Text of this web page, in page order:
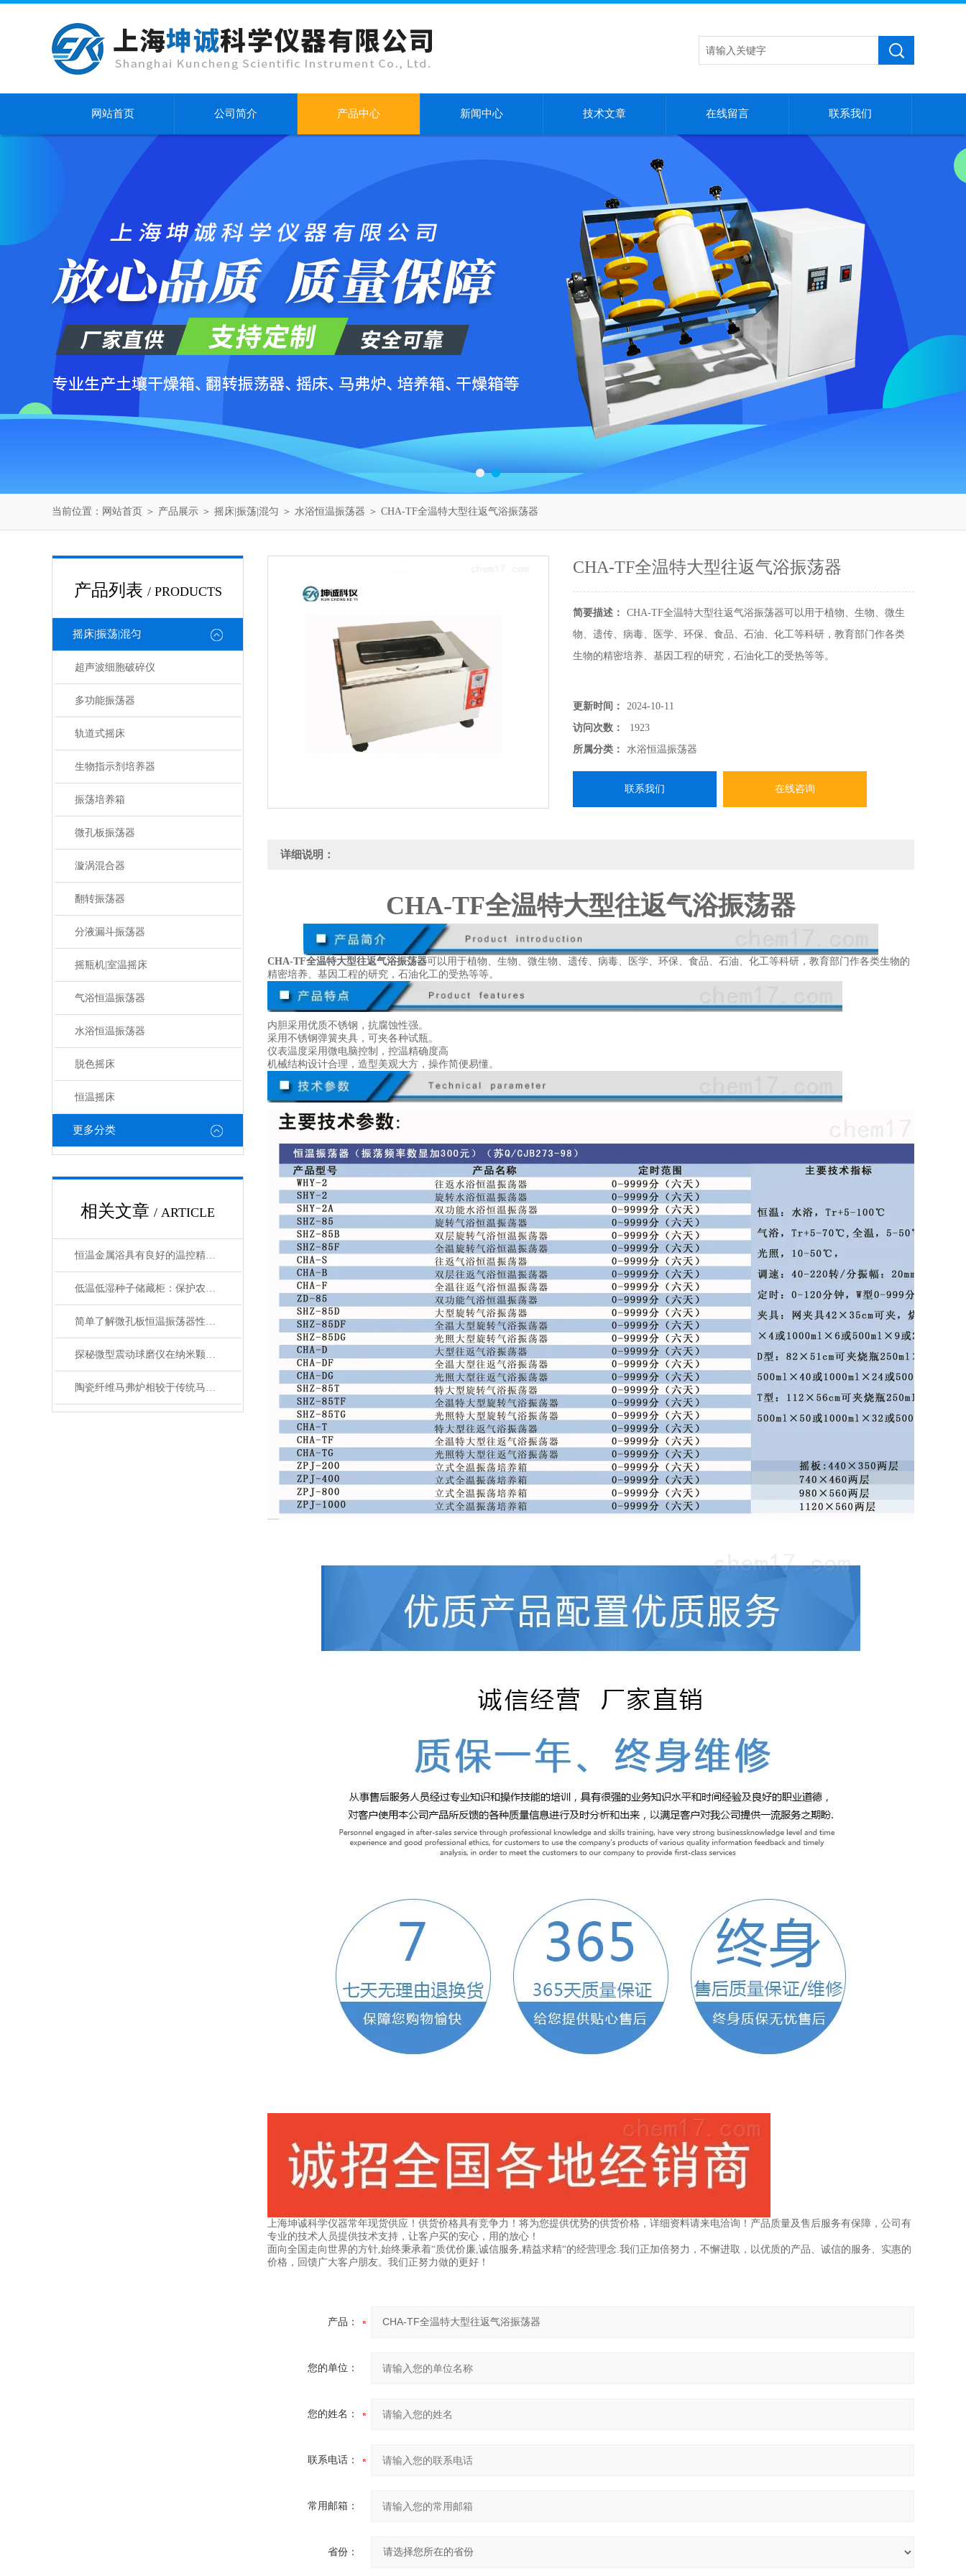
网站首页 公司简介 产品中心 新闻中心 技术文章 在线留言 联系我们
当前位置： 网站首页 ＞ 产品展示 ＞ 摇床|振荡|混匀 ＞ 水浴恒温振荡器 ＞ CHA-TF全温特大型往返气浴振荡器
产品列表 / PRODUCTS
摇床|振荡|混匀
超声波细胞破碎仪
多功能振荡器
轨道式摇床
生物指示剂培养器
振荡培养箱
微孔板振荡器
漩涡混合器
翻转振荡器
分液漏斗振荡器
摇瓶机|室温摇床
气浴恒温振荡器
水浴恒温振荡器
脱色摇床
恒温摇床
更多分类
相关文章 / ARTICLE
恒温金属浴具有良好的温控精度和均匀性
低温低湿种子储藏柜：保护农业未来的关键设备
简单了解微孔板恒温振荡器性能优势
探秘微型震动球磨仪在纳米颗粒制备中的关键作用
陶瓷纤维马弗炉相较于传统马弗炉有哪些提升？
CHA-TF全温特大型往返气浴振荡器
简要描述：
CHA-TF全温特大型往返气浴振荡器可以用于植物、生物、微生
物、遗传、病毒、医学、环保、食品、石油、化工等科研，教育部门作各类
生物的精密培养、基因工程的研究，石油化工的受热等等。
更新时间：
2024-10-11
访问次数：
1923
所属分类：
水浴恒温振荡器
联系我们 在线咨询
详细说明：
CHA-TF全温特大型往返气浴振荡器
CHA-TF全温特大型往返气浴振荡器可以用于植物、生物、微生物、遗传、病毒、医学、环保、食品、石油、化工等科研，教育部门作各类生物的
精密培养、基因工程的研究，石油化工的受热等等。
内胆采用优质不锈钢，抗腐蚀性强。
采用不锈钢弹簧夹具，可夹各种试瓶。
仪表温度采用微电脑控制，控温精确度高
机械结构设计合理，造型美观大方，操作简便易懂。
上海坤诚科学仪器常年现货供应！供货价格具有竞争力！将为您提供优势的供货价格，详细资料请来电洽询！产品质量及售后服务有保障，公司有
专业的技术人员提供技术支持，让客户买的安心，用的放心！
面向全国走向世界的方针,始终秉承着“质优价廉,诚信服务,精益求精“的经营理念.我们正加倍努力，不懈进取，以优质的产品、诚信的服务、实惠的
价格，回馈广大客户朋友。我们正努力做的更好！
产品：
您的单位：
您的姓名：
联系电话：
常用邮箱：
省份：